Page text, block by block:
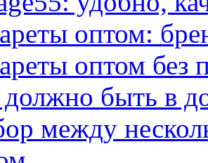
оптом:
оптом без
быть в
между